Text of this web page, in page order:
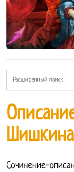
Сочинение-